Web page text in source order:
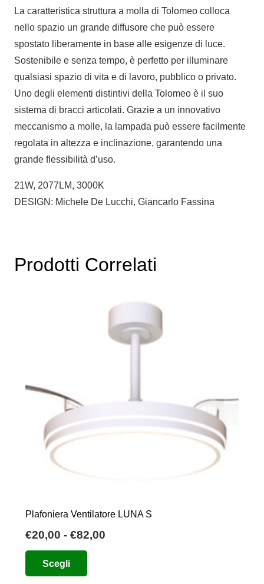
La caratteristica struttura a molla di Tolomeo colloca
nello spazio un grande diffusore che può essere
spostato liberamente in base alle esigenze di luce.
Sostenibile e senza tempo, è perfetto per illuminare
qualsiasi spazio di vita e di lavoro, pubblico o privato.
Uno degli elementi distintivi della Tolomeo è il suo
sistema di bracci articolati. Grazie a un innovativo
meccanismo a molle, la lampada può essere facilmente
regolata in altezza e inclinazione, garantendo una
grande flessibilità d’uso.
21W, 2077LM, 3000K
DESIGN: Michele De Lucchi, Giancarlo Fassina
Prodotti Correlati
Plafoniera Ventilatore LUNA S
€20,00 - €82,00
Scegli